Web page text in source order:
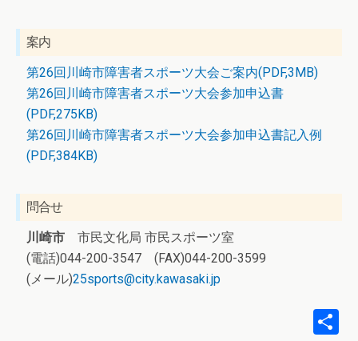
案内
第26回川崎市障害者スポーツ大会ご案内(PDF,3MB)
第26回川崎市障害者スポーツ大会参加申込書
(PDF,275KB)
第26回川崎市障害者スポーツ大会参加申込書記入例
(PDF,384KB)
問合せ
川崎市 市民文化局 市民スポーツ室
(電話)044-200-3547 (FAX)044-200-3599
(メール)25sports@city.kawasaki.jp